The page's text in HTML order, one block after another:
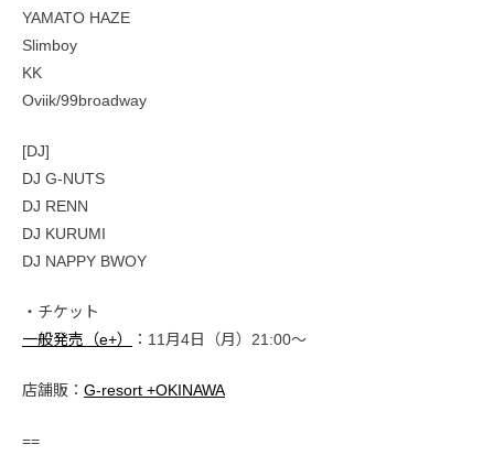
YAMATO HAZE
Slimboy
KK
Oviik/99broadway
[DJ]
DJ G-NUTS
DJ RENN
DJ KURUMI
DJ NAPPY BWOY
・チケット
一般発売（e+）
：11月4日（月）21:00〜
店舗販： G-resort +OKINAWA
==